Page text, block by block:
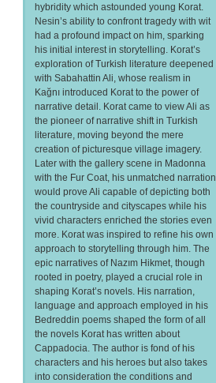
hybridity which astounded young Korat.
Nesin’s ability to confront tragedy with wit
had a profound impact on him, sparking
his initial interest in storytelling. Korat’s
exploration of Turkish literature deepened
with Sabahattin Ali, whose realism in
Kağnı introduced Korat to the power of
narrative detail. Korat came to view Ali as
the pioneer of narrative shift in Turkish
literature, moving beyond the mere
creation of picturesque village imagery.
Later with the gallery scene in Madonna
with the Fur Coat, his unmatched narration
would prove Ali capable of depicting both
the countryside and cityscapes while his
vivid characters enriched the stories even
more. Korat was inspired to refine his own
approach to storytelling through him. The
epic narratives of Nazım Hikmet, though
rooted in poetry, played a crucial role in
shaping Korat’s novels. His narration,
language and approach employed in his
Bedreddin poems shaped the form of all
the novels Korat has written about
Cappadocia. The author is fond of his
characters and his heroes but also takes
into consideration the conditions and